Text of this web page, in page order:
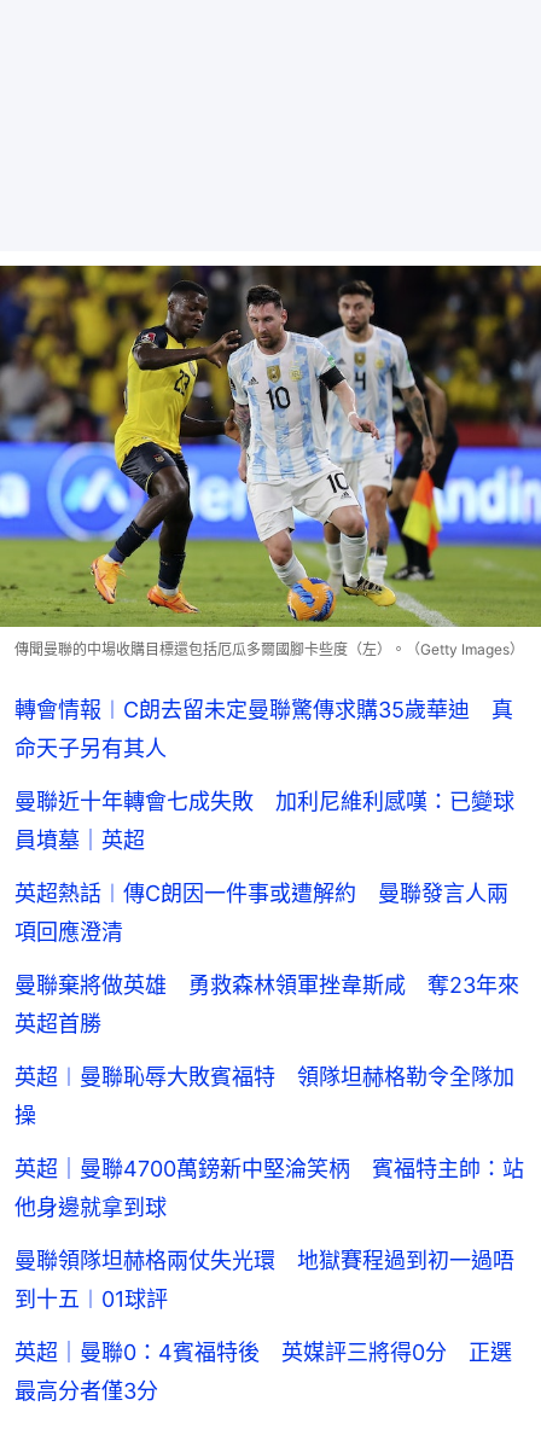
傳聞曼聯的中場收購目標還包括厄瓜多爾國腳卡些度（左）。（Getty Images）
轉會情報︱C朗去留未定曼聯驚傳求購35歲華迪 真
命天子另有其人
曼聯近十年轉會七成失敗 加利尼維利感嘆：已變球
員墳墓｜英超
英超熱話︱傳C朗因一件事或遭解約 曼聯發言人兩
項回應澄清
曼聯棄將做英雄 勇救森林領軍挫韋斯咸 奪23年來
英超首勝
英超︱曼聯恥辱大敗賓福特 領隊坦赫格勒令全隊加
操
英超｜曼聯4700萬鎊新中堅淪笑柄 賓福特主帥：站
他身邊就拿到球
曼聯領隊坦赫格兩仗失光環 地獄賽程過到初一過唔
到十五︱01球評
英超｜曼聯0：4賓福特後 英媒評三將得0分 正選
最高分者僅3分